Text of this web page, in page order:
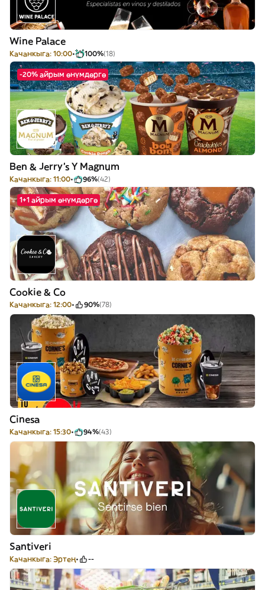
Wine Palace
Качанкыга: 10:00 100%(18)
-20% айрым өнүмдөргө
Ben & Jerry's Y Magnum
Качанкыга: 11:00 96%(42)
1+1 айрым өнүмдөргө
Cookie & Co
Качанкыга: 12:00 90%(78)
Cinesa
Качанкыга: 15:30 94%(43)
Santiveri
Качанкыга: Эртең --